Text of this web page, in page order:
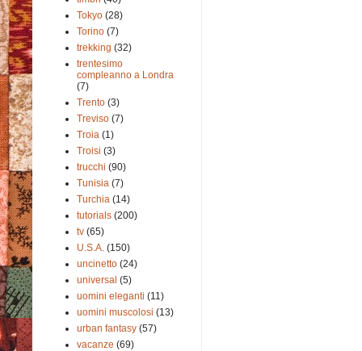
Tokyo (28)
Torino (7)
trekking (32)
trentesimo
compleanno a Londra
(7)
Trento (3)
Treviso (7)
Troia (1)
Troisi (3)
trucchi (90)
Tunisia (7)
Turchia (14)
tutorials (200)
tv (65)
U.S.A. (150)
uncinetto (24)
universal (5)
uomini eleganti (11)
uomini muscolosi (13)
urban fantasy (57)
vacanze (69)